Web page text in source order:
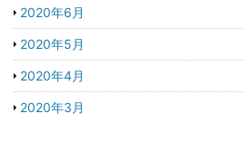
2020年6月
2020年5月
2020年4月
2020年3月